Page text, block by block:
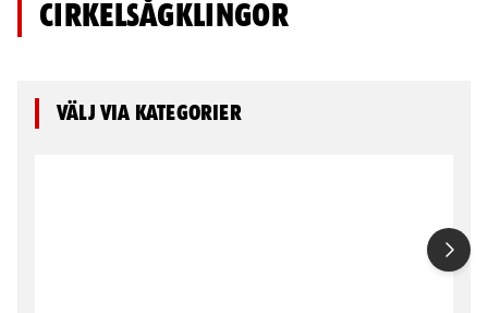
Cirkelsågklingor
Välj via kategorier